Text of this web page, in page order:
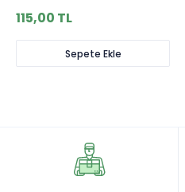
115,00 TL
Sepete Ekle